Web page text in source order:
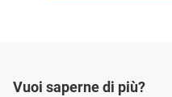
Vuoi saperne di più?